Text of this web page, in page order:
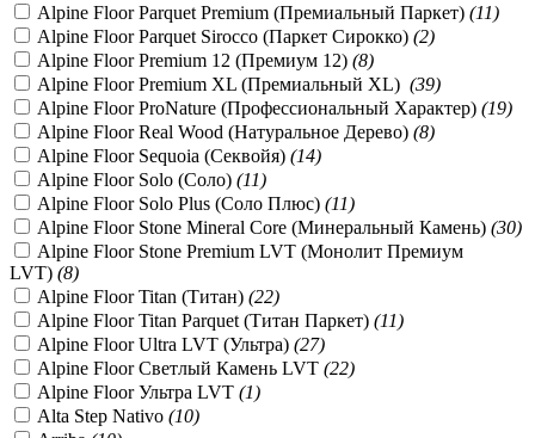
Alpine Floor Parquet Premium (Премиальный Паркет) (11)
Alpine Floor Parquet Sirocco (Паркет Сирокко) (2)
Alpine Floor Premium 12 (Премиум 12) (8)
Alpine Floor Premium XL (Премиальный XL) (39)
Alpine Floor ProNature (Профессиональный Характер) (19)
Alpine Floor Real Wood (Натуральное Дерево) (8)
Alpine Floor Sequoia (Секвойя) (14)
Alpine Floor Solo (Соло) (11)
Alpine Floor Solo Plus (Соло Плюс) (11)
Alpine Floor Stone Mineral Core (Минеральный Камень) (30)
Alpine Floor Stone Premium LVT (Монолит Премиум
LVT) (8)
Alpine Floor Titan (Титан) (22)
Alpine Floor Titan Parquet (Титан Паркет) (11)
Alpine Floor Ultra LVT (Ультра) (27)
Alpine Floor Светлый Камень LVT (22)
Alpine Floor Ультра LVT (1)
Alta Step Nativo (10)